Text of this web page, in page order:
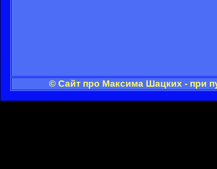
© Сайт про Максима Шацких - при